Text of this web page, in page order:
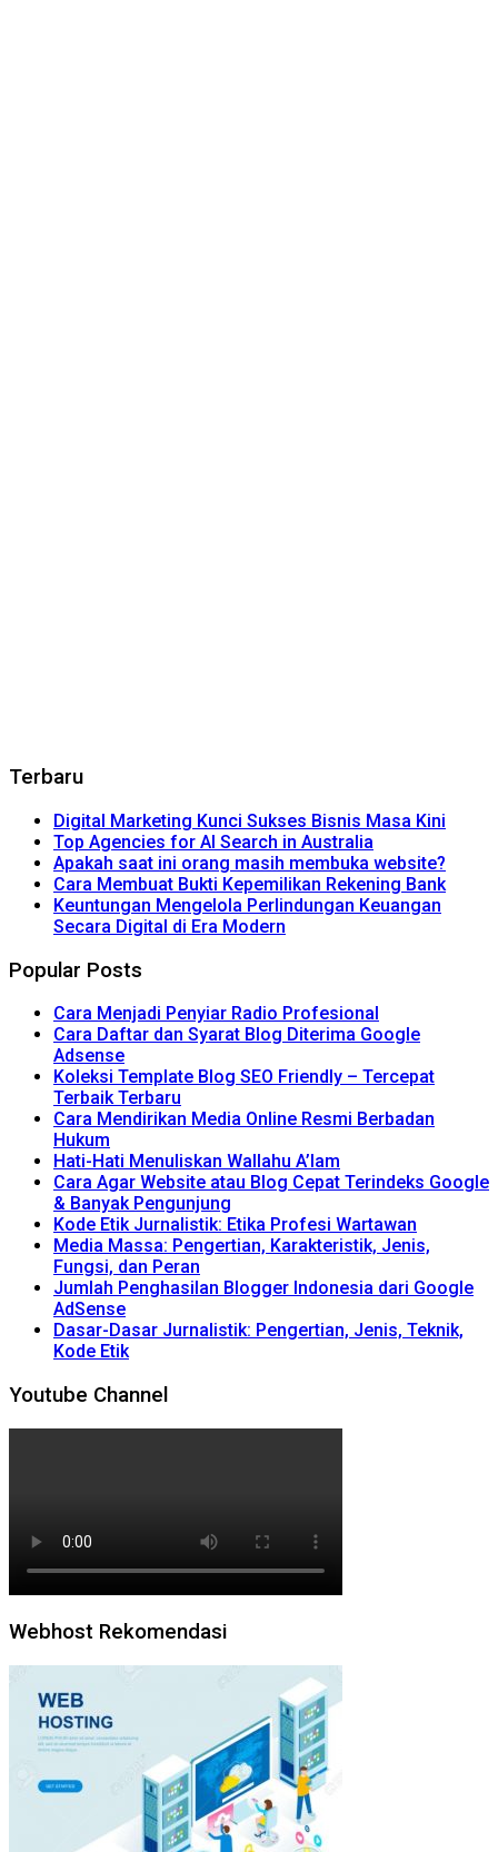
Terbaru
Digital Marketing Kunci Sukses Bisnis Masa Kini
Top Agencies for AI Search in Australia
Apakah saat ini orang masih membuka website?
Cara Membuat Bukti Kepemilikan Rekening Bank
Keuntungan Mengelola Perlindungan Keuangan
Secara Digital di Era Modern
Popular Posts
Cara Menjadi Penyiar Radio Profesional
Cara Daftar dan Syarat Blog Diterima Google
Adsense
Koleksi Template Blog SEO Friendly – Tercepat
Terbaik Terbaru
Cara Mendirikan Media Online Resmi Berbadan
Hukum
Hati-Hati Menuliskan Wallahu A’lam
Cara Agar Website atau Blog Cepat Terindeks Google
& Banyak Pengunjung
Kode Etik Jurnalistik: Etika Profesi Wartawan
Media Massa: Pengertian, Karakteristik, Jenis,
Fungsi, dan Peran
Jumlah Penghasilan Blogger Indonesia dari Google
AdSense
Dasar-Dasar Jurnalistik: Pengertian, Jenis, Teknik,
Kode Etik
Youtube Channel
Webhost Rekomendasi